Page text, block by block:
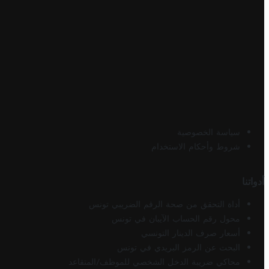
سياسة الخصوصية
شروط وأحكام الاستخدام
أدواتنا
أداة التحقق من صحة الرقم الضريبي تونس
محول رقم الحساب الآيبان في تونس
أسعار صرف الدينار التونسي
البحث عن الرمز البريدي في تونس
محاكي ضريبة الدخل الشخصي للموظف/المتقاعد